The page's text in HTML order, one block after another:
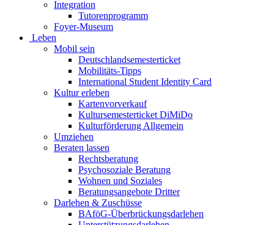
Integration
Tutorenprogramm
Foyer-Museum
Leben
Mobil sein
Deutschlandsemesterticket
Mobilitäts-Tipps
International Student Identity Card
Kultur erleben
Kartenvorverkauf
Kultursemesterticket DiMiDo
Kulturförderung Allgemein
Umziehen
Beraten lassen
Rechtsberatung
Psychosoziale Beratung
Wohnen und Soziales
Beratungsangebote Dritter
Darlehen & Zuschüsse
BAföG-Überbrückungsdarlehen